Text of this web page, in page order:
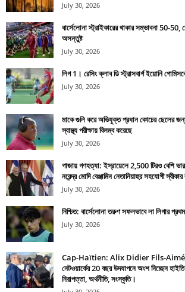
July 30, 2026
বার্সেলোনা স্ট্রাইকারের থাকার সম্ভাবনা 50-50,
অসন্তুষ্ট
July 30, 2026
লিগ 1। রেসিং ক্লাব ডি স্ট্রাসবার্গ ইয়োনি
July 30, 2026
মাকে গুলি করে অভিযুক্ত প্রধান কোচের ছেলের
স্বাস্থ্য পরীক্ষায় বিলম্ব করেছে
July 30, 2026
গাজায় গণহত্যা: ইস্রায়েলে 2,500 টিরও বেশি
নরেন্দ্র মোদি বেঞ্জামিন নেতানিয়াহুর সহযোগী
July 30, 2026
নিশ্চিত: বার্সেলোনা তরুণ সফলভাবে লা লিগার
July 30, 2026
Cap-Haïtien: Alix Didier Fils-Aimé
নেটওয়ার্কের 20 বছর উদযাপনে অংশ নিচ্ছেন
নিরাপত্তা, অর্থনীতি, সংস্কৃতি।